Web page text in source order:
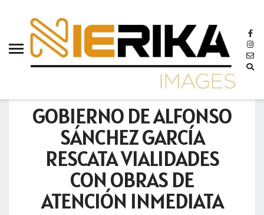
GOBIERNO DE ALFONSO
SÁNCHEZ GARCÍA
RESCATA VIALIDADES
CON OBRAS DE
ATENCIÓN INMEDIATA
aamtlax
abanderamiento